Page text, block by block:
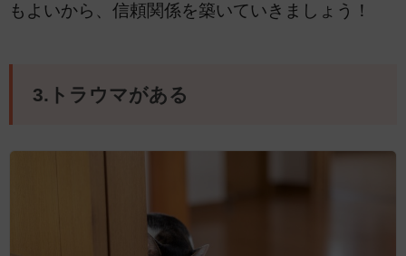
もよいから、信頼関係を築いていきましょう！
3.トラウマがある